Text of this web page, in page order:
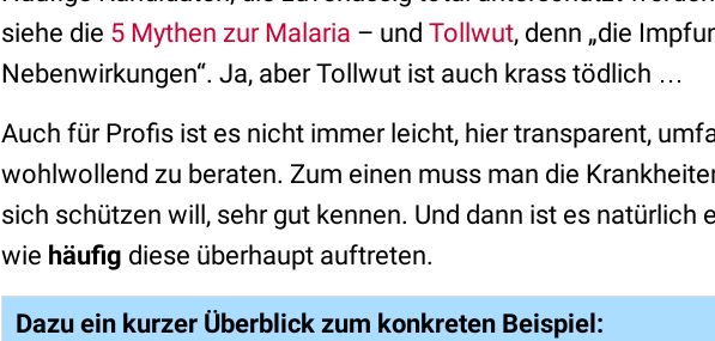
siehe die 5 Mythen zur Malaria – und Tollwut, denn „die
Nebenwirkungen“. Ja, aber Tollwut ist auch krass tödlich …
Auch für Profis ist es nicht immer leicht, hier transparent,
wohlwollend zu beraten. Zum einen muss man die
sich schützen will, sehr gut kennen. Und dann ist es natürlich
wie häufig diese überhaupt auftreten.
Dazu ein kurzer Überblick zum konkreten Beispiel: